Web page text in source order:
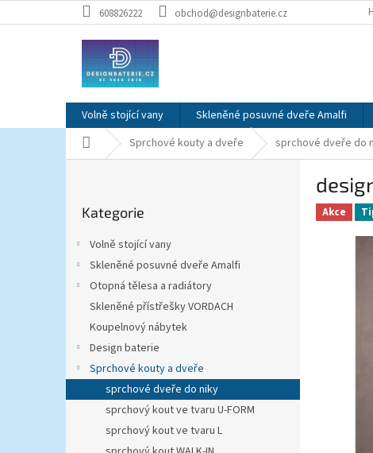
na
608826222 obchod@designbaterie.cz
Volně stojící vany Skleněné posuvné dveře Amalfi
Domů Sprchové kouty a dveře sprchové dveře do
e
l
kategorie
Kategorie
Volně stojící vany
Skleněné posuvné dveře Amalfi
Otopná tělesa a radiátory
Skleněné přístřešky VORDACH
Koupelnový nábytek
Design baterie
Sprchové kouty a dveře
sprchové dveře do niky
sprchový kout ve tvaru U-FORM
sprchový kout ve tvaru L
Akce